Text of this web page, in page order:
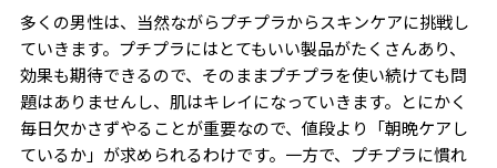
多くの男性は、当然ながらプチプラからスキンケアに挑戦し
ていきます。プチプラにはとてもいい製品がたくさんあり、
効果も期待できるので、そのままプチプラを使い続けても問
題はありませんし、肌はキレイになっていきます。とにかく
毎日欠かさずやることが重要なので、値段より「朝晩ケアし
ているか」が求められるわけです。一方で、プチプラに慣れ